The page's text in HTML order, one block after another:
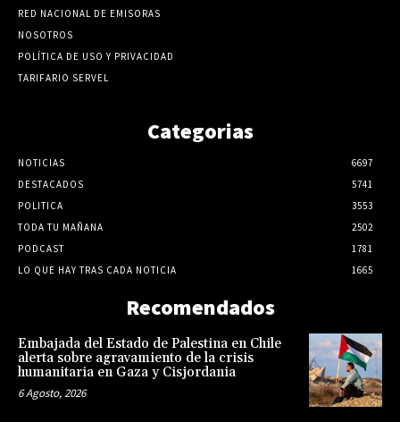
RED NACIONAL DE EMISORAS
NOSOTROS
POLÍTICA DE USO Y PRIVACIDAD
TARIFARIO SERVEL
Categorias
NOTICIAS
6697
DESTACADOS
5741
POLITICA
3553
TODA TU MAÑANA
2502
PODCAST
1781
LO QUE HAY TRAS CADA NOTICIA
1665
Recomendados
Embajada del Estado de Palestina en Chile
alerta sobre agravamiento de la crisis
humanitaria en Gaza y Cisjordania
6 Agosto, 2026